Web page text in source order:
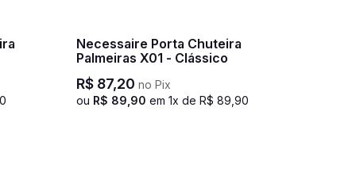
Necessaire Porta Chuteira
Palmeiras X01 - Clássico
R$ 87,20 no Pix
ou R$ 89,90 em 1x de R$ 89,90